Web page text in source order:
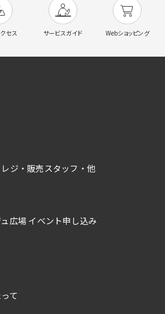
セス サービスガイド Webショッピング
ジ・販売スタッフ・他
広場 イベント申し込み
て